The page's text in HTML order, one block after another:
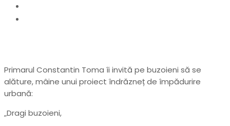
Primarul Constantin Toma îi invită pe buzoieni să se
alăture, mâine unui proiect îndrăzneț de împădurire
urbană:
„Dragi buzoieni,